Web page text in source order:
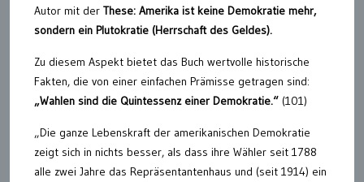
Autor mit der These: Amerika ist keine Demokratie mehr,
sondern ein Plutokratie (Herrschaft des Geldes).
Zu diesem Aspekt bietet das Buch wertvolle historische
Fakten, die von einer einfachen Prämisse getragen sind:
„Wahlen sind die Quintessenz einer Demokratie.“ (101)
„Die ganze Lebenskraft der amerikanischen Demokratie
zeigt sich in nichts besser, als dass ihre Wähler seit 1788
alle zwei Jahre das Repräsentantenhaus und (seit 1914) ein